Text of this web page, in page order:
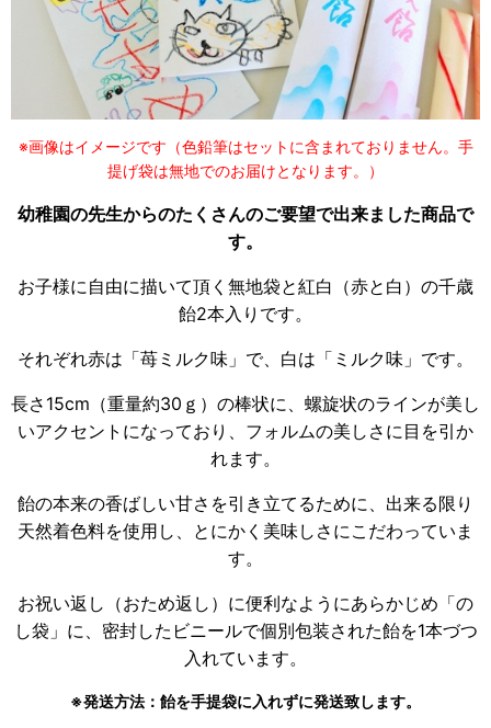
※画像はイメージです（色鉛筆はセットに含まれておりません。手
提げ袋は無地でのお届けとなります。）
幼稚園の先生からのたくさんのご要望で出来ました商品で
す。
お子様に自由に描いて頂く無地袋と紅白（赤と白）の千歳
飴2本入りです。
それぞれ赤は「苺ミルク味」で、白は「ミルク味」です。
長さ15cm（重量約30ｇ）の棒状に、螺旋状のラインが美し
いアクセントになっており、フォルムの美しさに目を引か
れます。
飴の本来の香ばしい甘さを引き立てるために、出来る限り
天然着色料を使用し、とにかく美味しさにこだわっていま
す。
お祝い返し（おため返し）に便利なようにあらかじめ「の
し袋」に、密封したビニールで個別包装された飴を1本づつ
入れています。
※発送方法：飴を手提袋に入れずに発送致します。